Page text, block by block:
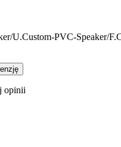
U.Custom-PVC-Speaker/
opinii